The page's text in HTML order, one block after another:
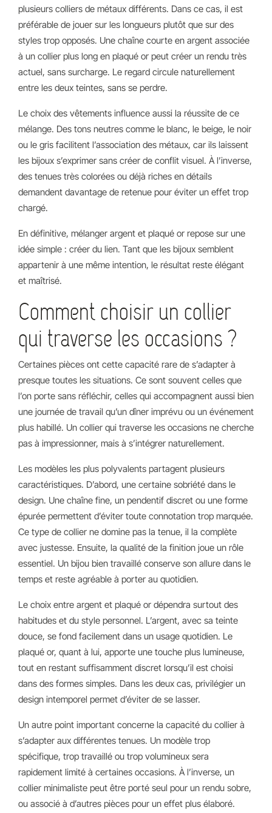
plusieurs colliers de métaux différents. Dans ce cas, il est
préférable de jouer sur les longueurs plutôt que sur des
styles trop opposés. Une chaîne courte en argent associée
à un collier plus long en plaqué or peut créer un rendu très
actuel, sans surcharge. Le regard circule naturellement
entre les deux teintes, sans se perdre.
Le choix des vêtements influence aussi la réussite de ce
mélange. Des tons neutres comme le blanc, le beige, le noir
ou le gris facilitent l’association des métaux, car ils laissent
les bijoux s’exprimer sans créer de conflit visuel. À l’inverse,
des tenues très colorées ou déjà riches en détails
demandent davantage de retenue pour éviter un effet trop
chargé.
En définitive, mélanger argent et plaqué or repose sur une
idée simple : créer du lien. Tant que les bijoux semblent
appartenir à une même intention, le résultat reste élégant
et maîtrisé.
Comment choisir un collier
qui traverse les occasions ?
Certaines pièces ont cette capacité rare de s’adapter à
presque toutes les situations. Ce sont souvent celles que
l’on porte sans réfléchir, celles qui accompagnent aussi bien
une journée de travail qu’un dîner imprévu ou un événement
plus habillé. Un collier qui traverse les occasions ne cherche
pas à impressionner, mais à s’intégrer naturellement.
Les modèles les plus polyvalents partagent plusieurs
caractéristiques. D’abord, une certaine sobriété dans le
design. Une chaîne fine, un pendentif discret ou une forme
épurée permettent d’éviter toute connotation trop marquée.
Ce type de collier ne domine pas la tenue, il la complète
avec justesse. Ensuite, la qualité de la finition joue un rôle
essentiel. Un bijou bien travaillé conserve son allure dans le
temps et reste agréable à porter au quotidien.
Le choix entre argent et plaqué or dépendra surtout des
habitudes et du style personnel. L’argent, avec sa teinte
douce, se fond facilement dans un usage quotidien. Le
plaqué or, quant à lui, apporte une touche plus lumineuse,
tout en restant suffisamment discret lorsqu’il est choisi
dans des formes simples. Dans les deux cas, privilégier un
design intemporel permet d’éviter de se lasser.
Un autre point important concerne la capacité du collier à
s’adapter aux différentes tenues. Un modèle trop
spécifique, trop travaillé ou trop volumineux sera
rapidement limité à certaines occasions. À l’inverse, un
collier minimaliste peut être porté seul pour un rendu sobre,
ou associé à d’autres pièces pour un effet plus élaboré.